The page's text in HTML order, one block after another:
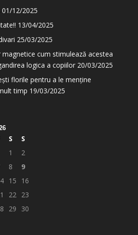
01/12/2025
13/04/2025
25/03/2025
cum stimulează acestea
logica a copiilor 20/03/2025
florile pentru a le menține
timp 19/03/2025
S
S
1
2
8
9
15
16
22
23
29
30